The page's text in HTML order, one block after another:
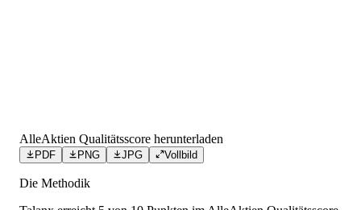
AlleAktien Qualitätsscore herunterladen
PDF PNG JPG Vollbild
Die Methodik